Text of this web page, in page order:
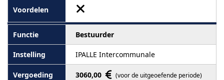
Bestuurder
IPALLE Intercommunale
3060,00 (voor de uitgeoefende periode)